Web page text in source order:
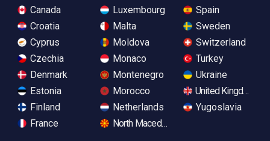
Canada
Croatia
Cyprus
Czechia
Denmark
Estonia
Finland
France
Luxembourg
Malta
Moldova
Monaco
Montenegro
Morocco
Netherlands
North Macedonia
Spain
Sweden
Switzerland
Turkey
Ukraine
United Kingdom
Yugoslavia